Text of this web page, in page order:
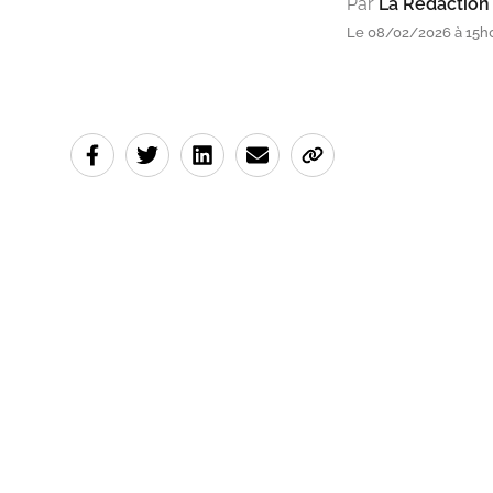
Le 08/02/2026 à